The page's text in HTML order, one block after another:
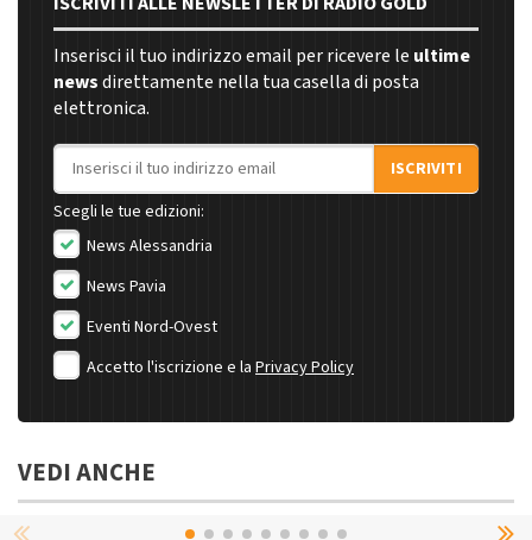
Inserisci il tuo indirizzo email per ricevere le ultime
newsdirettamente nella tua casella di posta
elettronica.
Indirizzo email
ISCRIVITI
Scegli le tue edizioni:
News Alessandria
News Pavia
Eventi Nord-Ovest
Accetto l'iscrizione e la Privacy Policy
VEDI ANCHE